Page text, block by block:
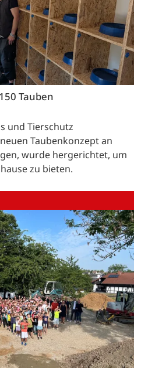
Tauben
und Tierschutz
Taubenkonzept an
wurde hergerichtet, um
zu bieten.